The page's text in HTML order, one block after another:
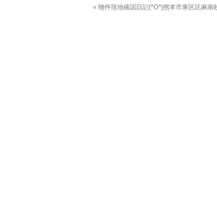
« 物件現地確認日記(^O^)熊本市東区託麻南